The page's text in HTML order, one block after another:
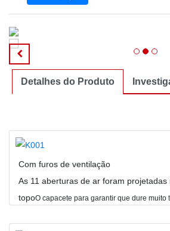
Detalhes do Produto
Com furos de ventilação
As 11 aberturas de ar foram
topoO capacete para garantir que dure muito